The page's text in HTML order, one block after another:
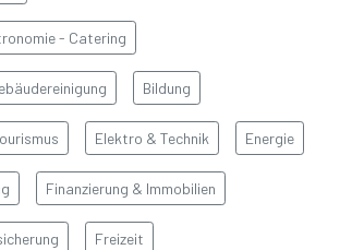
- Catering
Bildung
Elektro & Technik Energie
Finanzierung & Immobilien
Freizeit